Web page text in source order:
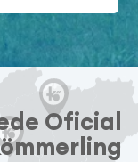
Oficial